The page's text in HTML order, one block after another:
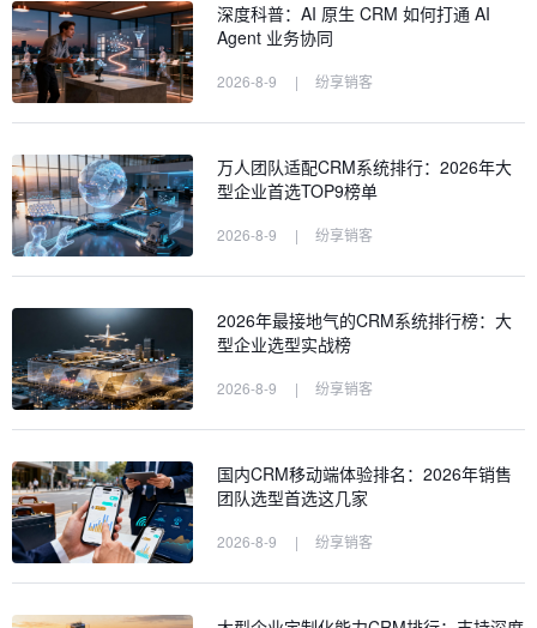
深度科普：AI 原生 CRM 如何打通 AI
Agent 业务协同
2026-8-9 | 纷享销客
万人团队适配CRM系统排行：2026年大
型企业首选TOP9榜单
2026-8-9 | 纷享销客
2026年最接地气的CRM系统排行榜：大
型企业选型实战榜
2026-8-9 | 纷享销客
国内CRM移动端体验排名：2026年销售
团队选型首选这几家
2026-8-9 | 纷享销客